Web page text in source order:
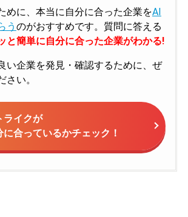
めに、本当に自分に合った企業をAI
う のがおすすめです。質問に答える
と簡単に自分に合った企業がわかる!
い企業を発見・確認するために、ぜ
さい。
ライクが
に合っているかチェック！